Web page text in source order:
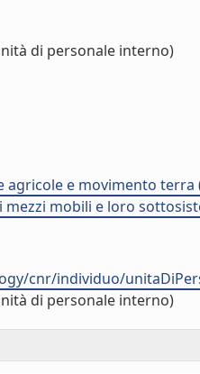
di personale interno)
e movimento terra
mobili e loro
cnr/individuo/
di personale interno)